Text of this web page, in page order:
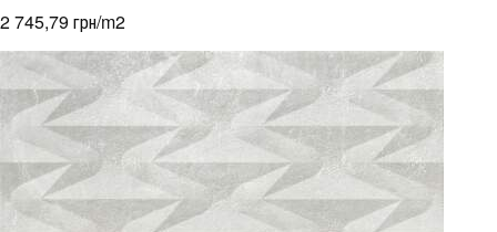
2 745,79 грн/m2